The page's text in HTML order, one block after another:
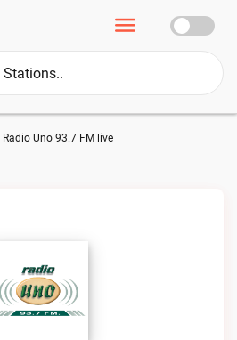
Radio Uno 93.7 FM live